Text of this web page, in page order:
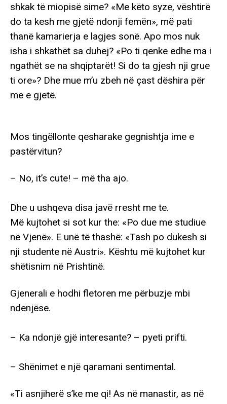
shkak të miopisë sime? «Me këto syze, vështirë
do ta kesh me gjetë ndonji femën», më pati
thanë kamarierja e lagjes sonë. Apo mos nuk
isha i shkathët sa duhej? «Po ti qenke edhe ma i
ngathët se na shqiptarët! Si do ta gjesh nji grue
ti ore»? Dhe mue m’u zbeh në çast dëshira për
me e gjetë.
Mos tingëllonte qesharake gegnishtja ime e
pastërvitun?
– No, it’s cute! – më tha ajo.
Dhe u ushqeva disa javë rresht me te.
Më kujtohet si sot kur the: «Po due me studiue
në Vjenë». E unë të thashë: «Tash po dukesh si
nji studente në Austri». Kështu më kujtohet kur
shëtisnim në Prishtinë.
Gjenerali e hodhi fletoren me përbuzje mbi
ndenjëse.
– Ka ndonjë gjë interesante? – pyeti prifti.
– Shënimet e një qaramani sentimental.
«Ti asnjiherë s’ke me qi! As në manastir, as në